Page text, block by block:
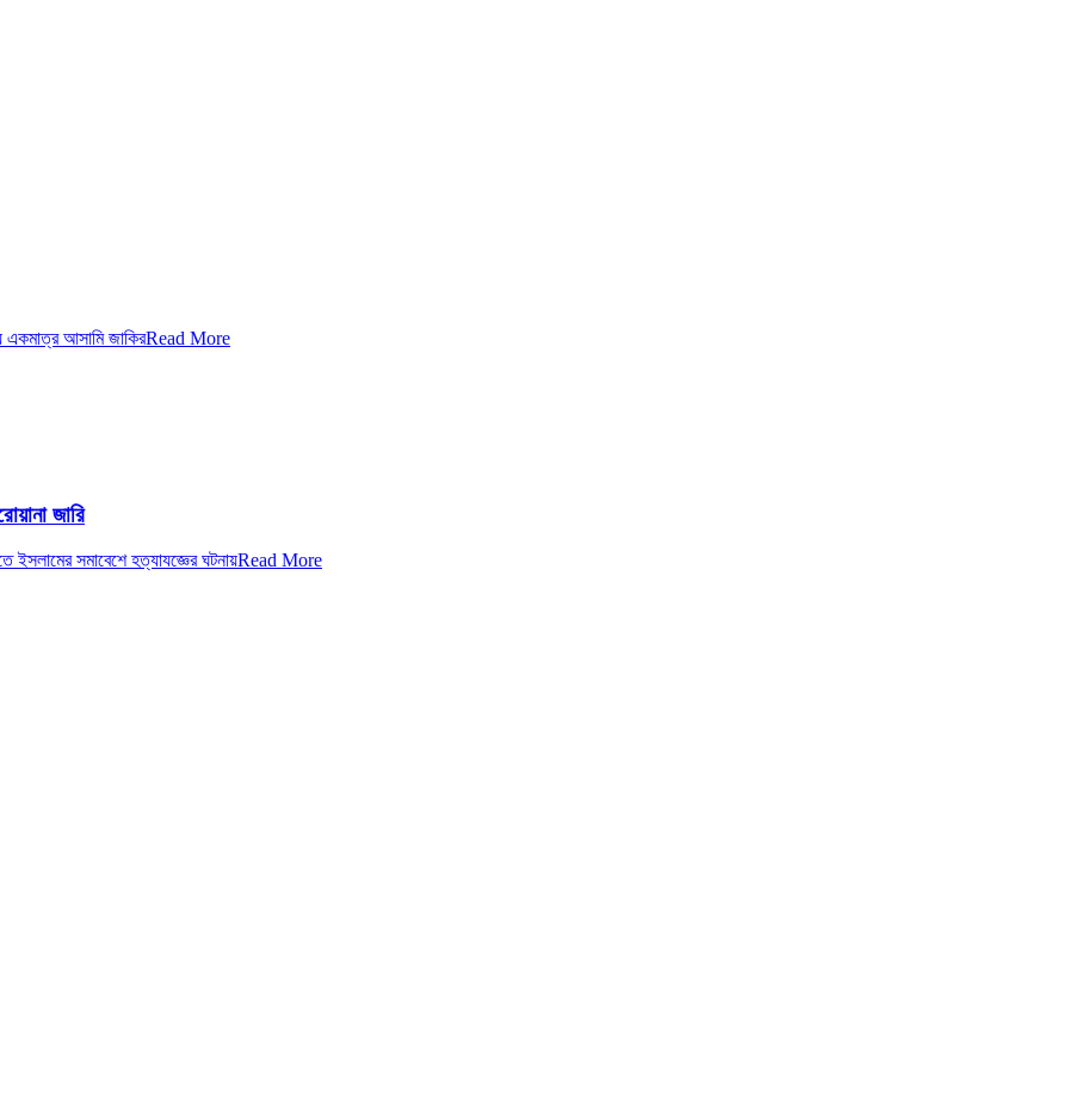
একমাত্র আসামি জাকিরRead More
জারি
সমাবেশে হত্যাযজ্ঞের ঘটনায়Read More